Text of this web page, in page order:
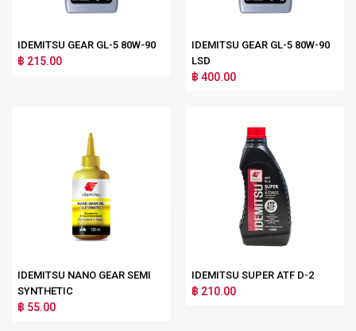
IDEMITSU GEAR GL-5 80W-90
฿ 215.00
IDEMITSU GEAR GL-5 80W-90
LSD
฿ 400.00
IDEMITSU NANO GEAR SEMI
SYNTHETIC
฿ 55.00
IDEMITSU SUPER ATF D-2
฿ 210.00